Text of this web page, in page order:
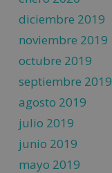
diciembre 2019
noviembre 2019
octubre 2019
septiembre 2019
agosto 2019
julio 2019
junio 2019
mayo 2019